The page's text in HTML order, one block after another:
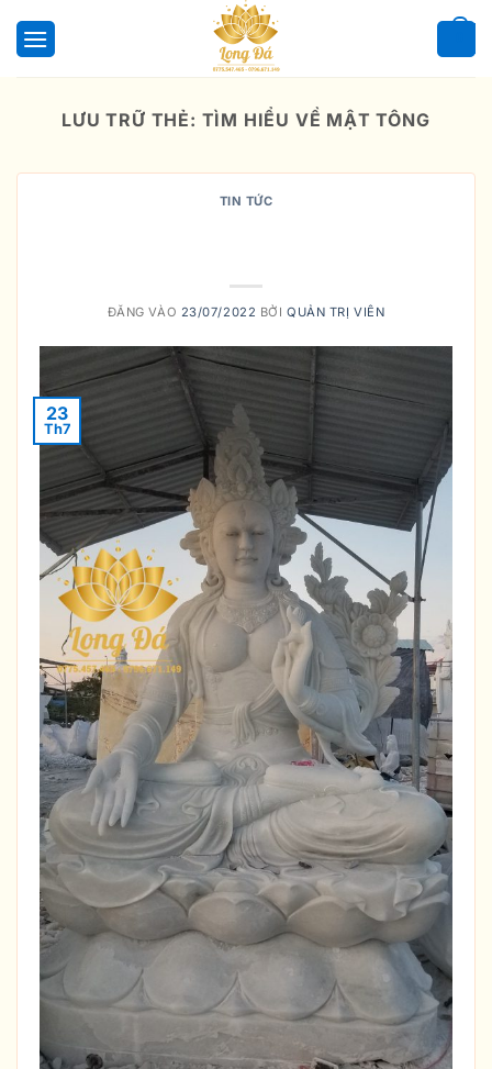
qua
LƯU TRỮ THẺ: TÌM HIỂU VỀ MẬT TÔNG
TIN TỨC
ĐĂNG VÀO 23/07/2022 BỞIQUẢN TRỊ VIÊN
23
Th7